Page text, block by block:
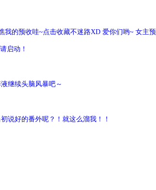
我的预收哇~点击收藏不迷路XD 爱你们哟~ 女
启动！
继续头脑风暴吧～
说好的番外呢？！就这么溜我！！